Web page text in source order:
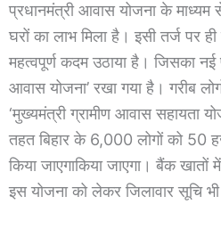
प्रधानमंत्री आवास योजना के माध्यम
घरों का लाभ मिला है। इसी तर्ज पर
महत्वपूर्ण कदम उठाया है। जिसका नई
आवास योजना’ रखा गया है। गरीब
‘मुख्यमंत्री ग्रामीण आवास सहायता
तहत बिहार के 6,000 लोगों को 50
किया जाएगाकिया जाएगा। बैंक
इस योजना को लेकर जिलावार सूचि